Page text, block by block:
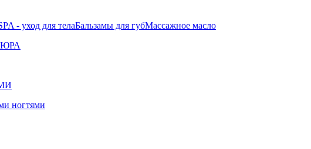
- уход для телаБальзамы для губМассажное масло
ногтями